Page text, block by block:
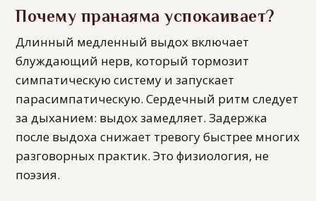
Почему пранаяма успокаивает?
Длинный медленный выдох включает
блуждающий нерв, который тормозит
симпатическую систему и запускает
парасимпатическую. Сердечный ритм следует
за дыханием: выдох замедляет. Задержка
после выдоха снижает тревогу быстрее многих
разговорных практик. Это физиология, не
поэзия.